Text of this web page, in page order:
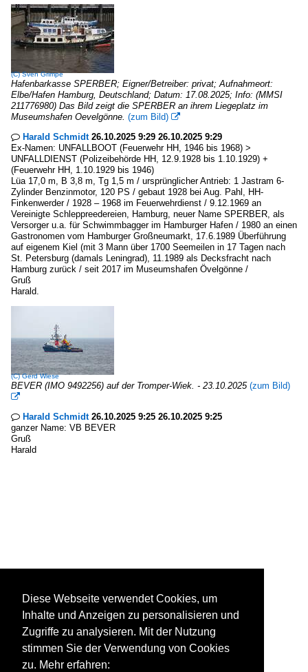
(C)Sven Grimpe
Hafenbarkasse SPERBER; Eigner/Betreiber: privat; Aufnahmeort:
Elbe/Hafen Hamburg, Deutschland; Datum: 17.08.2025; Info: (MMSI
211776980) Das Bild zeigt die SPERBER an ihrem Liegeplatz im
Museumshafen Oevelgönne. (zum Bild) 
 Harald Schmidt26.10.2025 9:29 26.10.2025 9:29
Ex-Namen: UNFALLBOOT (Feuerwehr HH, 1946 bis 1968) >
UNFALLDIENST (Polizeibehörde HH, 12.9.1928 bis 1.10.1929) +
(Feuerwehr HH, 1.10.1929 bis 1946)
Lüa 17,0 m, B 3,8 m, Tg 1,5 m / ursprünglicher Antrieb: 1 Jastram 6-
Zylinder Benzinmotor, 120 PS / gebaut 1928 bei Aug. Pahl, HH-
Finkenwerder / 1928 – 1968 im Feuerwehrdienst / 9.12.1969 an
Vereinigte Schleppreedereien, Hamburg, neuer Name SPERBER, als
Versorger u.a. für Schwimmbagger im Hamburger Hafen / 1980 an einen
Gastronomen vom Hamburger Großneumarkt, 17.6.1989 Überführung
auf eigenem Kiel (mit 3 Mann über 1700 Seemeilen in 17 Tagen nach
St. Petersburg (damals Leningrad), 11.1989 als Decksfracht nach
Hamburg zurück / seit 2017 im Museumshafen Övelgönne /
Gruß
Harald.
(C)Gerd Wiese
BEVER (IMO 9492256) auf der Tromper-Wiek. - 23.10.2025 (zum Bild)

 Harald Schmidt26.10.2025 9:25 26.10.2025 9:25
ganzer Name: VB BEVER
Gruß
Harald
Diese Webseite verwendet Cookies, um
Inhalte und Anzeigen zu personalisieren und
Zugriffe zu analysieren. Mit der Nutzung
stimmen Sie der Verwendung von Cookies
zu. Mehr erfahren: